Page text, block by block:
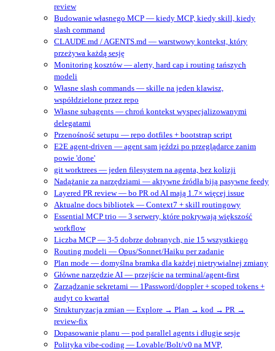
review
Budowanie własnego MCP — kiedy MCP, kiedy skill, kiedy
slash command
CLAUDE.md / AGENTS.md — warstwowy kontekst, który
przeżywa każdą sesję
Monitoring kosztów — alerty, hard cap i routing tańszych
modeli
Własne slash commands — skille na jeden klawisz,
współdzielone przez repo
Własne subagents — chroń kontekst wyspecjalizowanymi
delegatami
Przenośność setupu — repo dotfiles + bootstrap script
E2E agent-driven — agent sam jeździ po przeglądarce zanim
powie 'done'
git worktrees — jeden filesystem na agenta, bez kolizji
Nadążanie za narzędziami — aktywne źródła biją pasywne feedy
Layered PR review — bo PR od AI mają 1.7× więcej issue
Aktualne docs bibliotek — Context7 + skill routingowy
Essential MCP trio — 3 serwery, które pokrywają większość
workflow
Liczba MCP — 3-5 dobrze dobranych, nie 15 wszystkiego
Routing modeli — Opus/Sonnet/Haiku per zadanie
Plan mode — domyślna bramka dla każdej nietrywialnej zmiany
Główne narzędzie AI — przejście na terminal/agent‑first
Zarządzanie sekretami — 1Password/doppler + scoped tokens +
audyt co kwartał
Strukturyzacja zmian — Explore → Plan → kod → PR →
review-fix
Dopasowanie planu — pod parallel agents i długie sesje
Polityka vibe-coding — Lovable/Bolt/v0 na MVP,